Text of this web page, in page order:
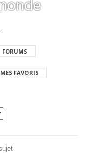
FORUMS
MES FAVORIS